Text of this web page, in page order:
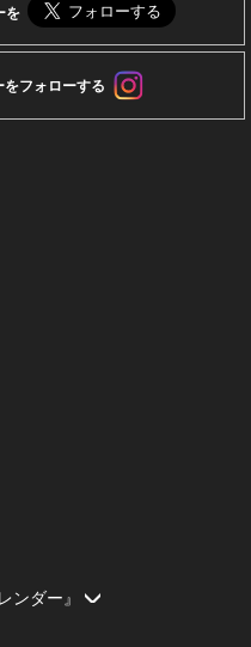
を
フォローする
ンダー』